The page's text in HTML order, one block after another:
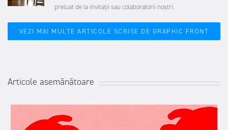
preluat de la invitații sau colaboratorii noștri.
VEZI MAI MULTE ARTICOLE SCRISE DE GRAPHIC FRONT
Articole asemănătoare